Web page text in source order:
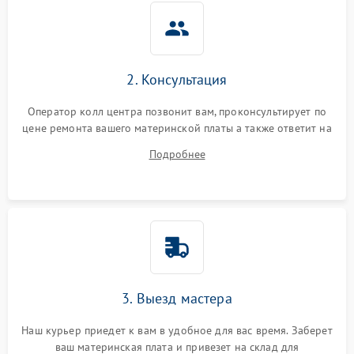
2. Консультация
Оператор колл центра позвонит вам, проконсультирует по
цене ремонта вашего материнской платы а также ответит на
Подробнее
3. Выезд мастера
Наш курьер приедет к вам в удобное для вас время. Заберет
ваш материнская плата и привезет на склад для